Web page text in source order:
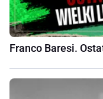
Franco Baresi.